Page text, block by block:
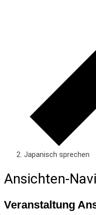
Japanisch sprechen
Ansichten-
Veranstaltung